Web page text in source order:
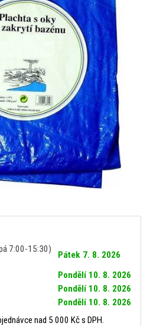
7:00-15:30)
Pátek 7. 8. 2026
Pondělí 10. 8. 2026
Pondělí 10. 8. 2026
Pondělí 10. 8. 2026
nad 5 000 Kč s DPH.